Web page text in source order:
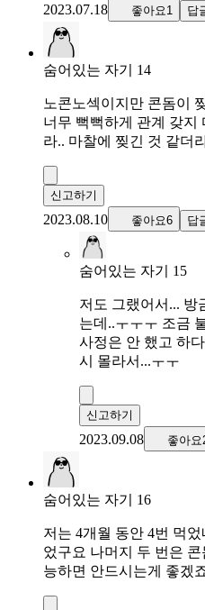
2023.07.18 좋아요1 답
숨어있는 자기 14
노콘노섹이지만 콘돔이
너무 뻑뻑하게 관계 갖지
라.. 마찰에 찢긴 것 같더
신고하기
2023.08.10 좋아요6 답
숨어있는 자기 15
저도 그랬어서... 방
는데..ㅜㅜㅜ 조금
사정은 안 했고 하
시 몰라서...ㅜㅜ
신고하기
2023.09.08 좋아요
숨어있는 자기 16
저는 4개월 동안 4번 먹
었구요 나머지 두 번은
능하면 안드시는게 좋겠